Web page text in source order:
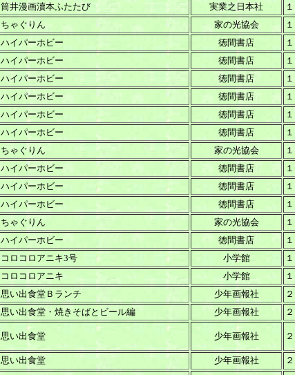
筒井漫画瀆本ふたたび 実業之日本社
ちゃぐりん 家の光協会
ハイパーホビー 徳間書店
ハイパーホビー 徳間書店
ハイパーホビー 徳間書店
ハイパーホビー 徳間書店
ハイパーホビー 徳間書店
ハイパーホビー 徳間書店
ちゃぐりん 家の光協会
ハイパーホビー 徳間書店
ハイパーホビー 徳間書店
ハイパーホビー 徳間書店
ちゃぐりん 家の光協会
ハイパーホビー 徳間書店
コロコロアニキ3号 小学館
コロコロアニキ 小学館
思い出食堂Ｂランチ 少年画報社
思い出食堂・焼きそばとビール編 少年画報社
思い出食堂 少年画報社
思い出食堂 少年画報社